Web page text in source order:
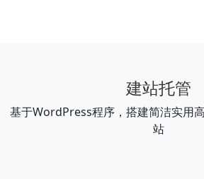
建站托管
基于WordPress程序，搭建简洁实用
站